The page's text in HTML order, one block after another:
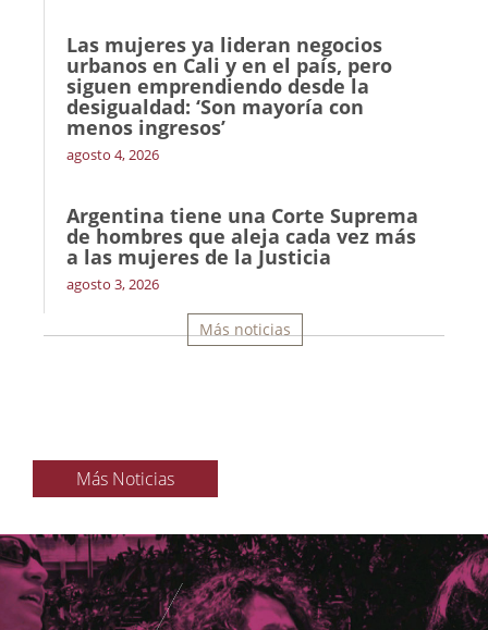
Las mujeres ya lideran negocios
urbanos en Cali y en el país, pero
siguen emprendiendo desde la
desigualdad: ‘Son mayoría con
menos ingresos’
agosto 4, 2026
Argentina tiene una Corte Suprema
de hombres que aleja cada vez más
a las mujeres de la Justicia
agosto 3, 2026
Más noticias
Más Noticias